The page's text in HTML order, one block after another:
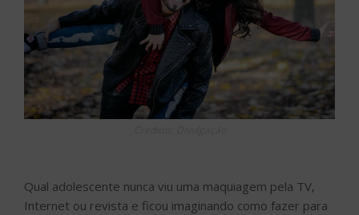
Qual adolescente nunca viu uma maquiagem pela TV,
Internet ou revista e ficou imaginando como fazer para